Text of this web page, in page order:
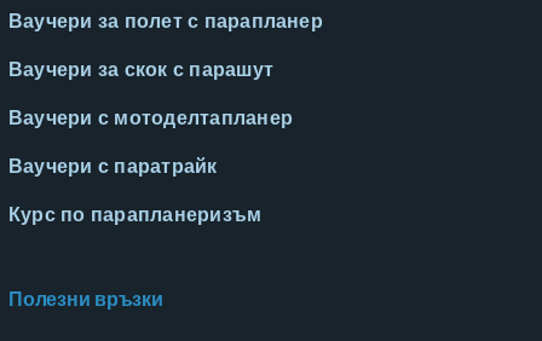
Ваучери за полет с парапланер
Ваучери за скок с парашут
Ваучери с мотоделтапланер
Ваучери с паратрайк
Курс по парапланеризъм
Полезни връзки